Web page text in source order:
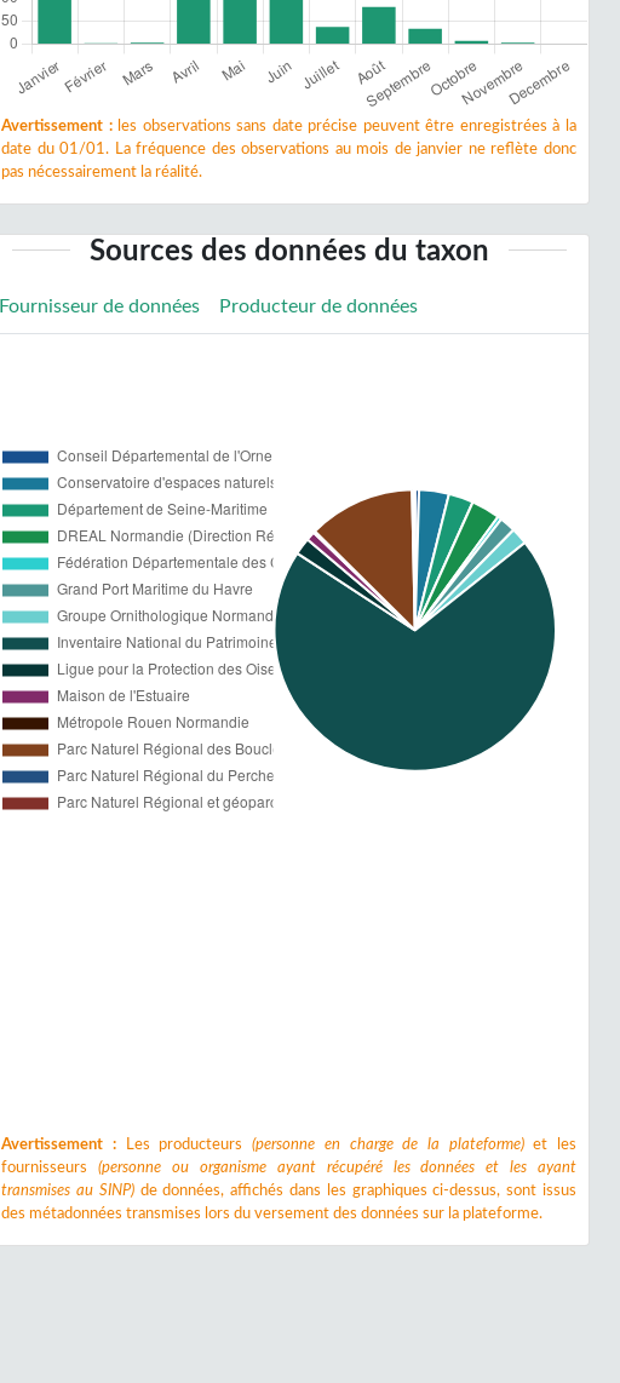
Avertissement :les observations sans date précise peuvent être enregistrées à la
date du 01/01. La fréquence des observations au mois de janvier ne reflète donc
pas nécessairement la réalité.
Sources des données du taxon
Fournisseur de données Producteur de données
Avertissement : Les producteurs(personne en charge de la plateforme)et les
fournisseurs(personne ou organisme ayant récupéré les données et les ayant
transmises au SINP)de données, affichés dans les graphiques ci-dessus, sont issus
des métadonnées transmises lors du versement des données sur la plateforme.